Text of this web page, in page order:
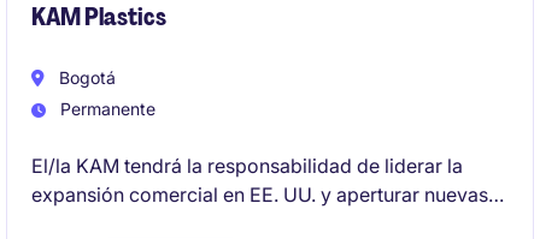
KAM Plastics
Bogotá
Permanente
El/la KAM tendrá la responsabilidad de liderar la
expansión comercial en EE. UU. y aperturar nuevas